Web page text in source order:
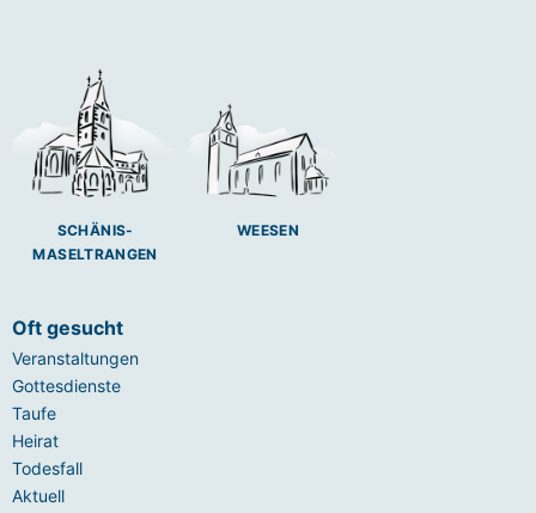
SCHÄNIS-
MASELTRANGEN
WEESEN
Oft gesucht
Veranstaltungen
Gottesdienste
Taufe
Heirat
Todesfall
Aktuell